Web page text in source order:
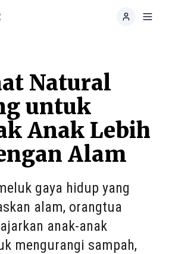
Natural
untuk
Anak Lebih
Alam
gaya hidup yang
alam, orangtua
anak-anak
mengurangi sampah,